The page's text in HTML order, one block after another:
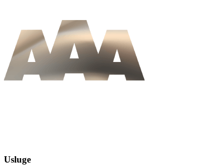
Usluge